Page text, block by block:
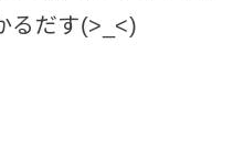
るだす(>_<)